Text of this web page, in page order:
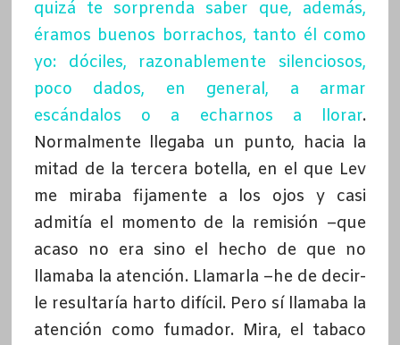
quizá te sorprenda saber que, además,
éramos buenos borrachos, tanto él como
yo: dóciles, razonablemente silenciosos,
poco dados, en general, a armar
escándalos o a echarnos a llorar.
Normalmente llegaba un punto, hacia la
mitad de la tercera botella, en el que Lev
me miraba fijamente a los ojos y casi
admitía el momento de la remisión –que
acaso no era sino el hecho de que no
llamaba la atención. Llamarla –he de decir-
le resultaría harto difícil. Pero sí llamaba la
atención como fumador. Mira, el tabaco